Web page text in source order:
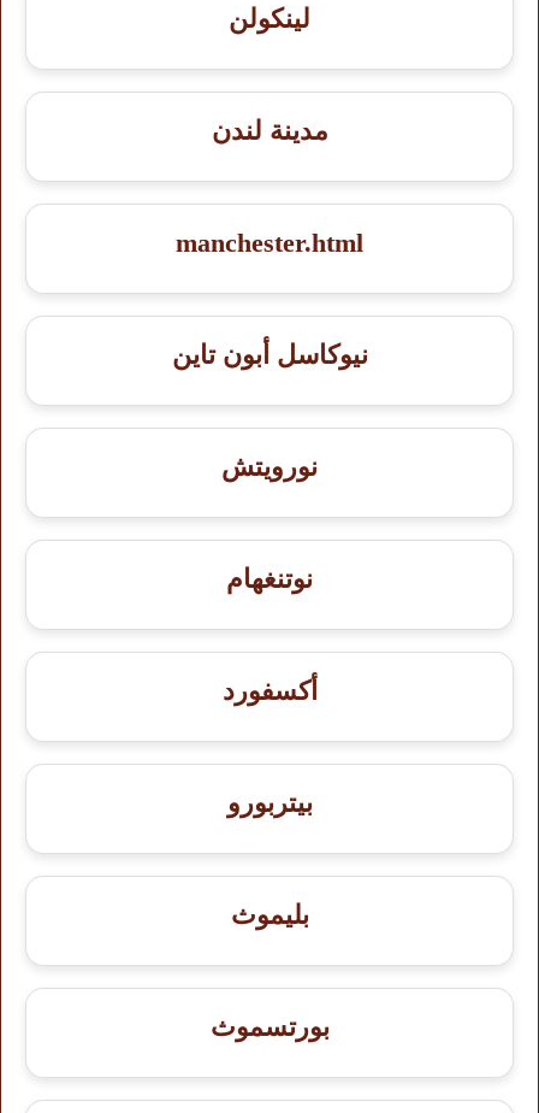
لينكولن
مدينة لندن
manchester.html
نيوكاسل أبون تاين
نورويتش
نوتنغهام
أكسفورد
بيتربورو
بليموث
بورتسموث